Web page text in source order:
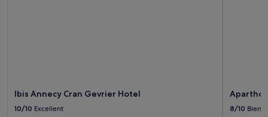
Ibis Annecy Cran Gevrier Hotel
10/10 Excellent 8/10 Bien